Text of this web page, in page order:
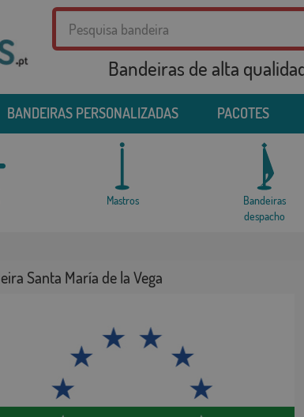
Bandeiras de alta
BANDEIRAS PERSONALIZADAS PACOTES
Mastros
Bandeiras
despacho
Santa María de la Vega